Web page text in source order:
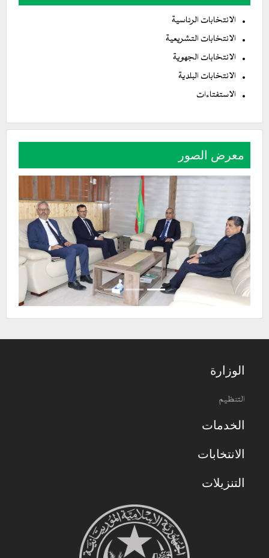
الانتخابات الرئاسية
الانتخابات التشريعية
الانتخابات الجهوية
الانتخابات البلدية
الاستفتاءات
معرض الصور
الوزارة
التنظيم
الخدمات
الانتخابات
التنزيلات